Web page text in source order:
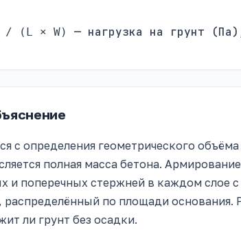
/ (L × W) — нагрузка на грунт
с определения геометрического
полная масса бетона.
и поперечных стержней в каждом слое с
по площади основания.
ли грунт без осадки.